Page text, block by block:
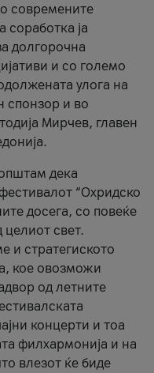
современите
соработка ја
долгорочна
и со големо
улога на
спонзор и во
Мирчев, главен
дека
“Охридско
досега, со повеќе
свет.
и стратегиското
кое овозможи
од летните
концерти и тоа
филхармонија и на
влезот ќе биде